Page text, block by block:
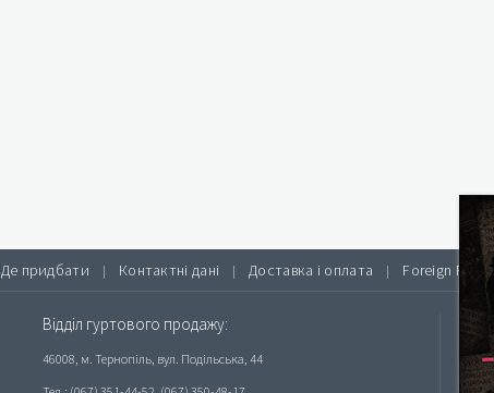
Де придбати | Контактні дані | Доставка і оплата | Foreign Rights
Відділ гуртового продажу:
46008, м. Тернопіль, вул. Подільська, 44